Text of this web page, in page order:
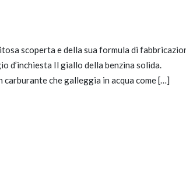
scoperta e della sua formula di
d’inchiesta Il giallo della benzina solida.
carburante che galleggia in acqua come […]